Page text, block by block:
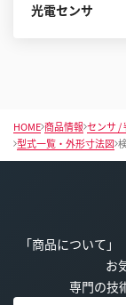
光電センサ
HOME 商品情報 センサ /
型式一覧・外形寸法図
「商品について
お
専門の技